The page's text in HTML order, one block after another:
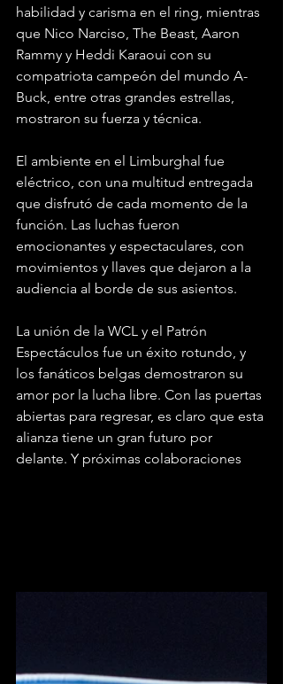
habilidad y carisma en el ring, mientras
que Nico Narciso, The Beast, Aaron
Rammy y Heddi Karaoui con su
compatriota campeón del mundo A-
Buck, entre otras grandes estrellas,
mostraron su fuerza y técnica.
El ambiente en el Limburghal fue
eléctrico, con una multitud entregada
que disfrutó de cada momento de la
función. Las luchas fueron
emocionantes y espectaculares, con
movimientos y llaves que dejaron a la
audiencia al borde de sus asientos.
La unión de la WCL y el Patrón
Espectáculos fue un éxito rotundo, y
los fanáticos belgas demostraron su
amor por la lucha libre. Con las puertas
abiertas para regresar, es claro que esta
alianza tiene un gran futuro por
delante. Y próximas colaboraciones